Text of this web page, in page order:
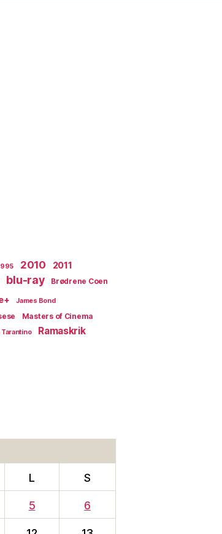
2010 2011
blu-ray Brødrene Coen
James Bond
Masters of Cinema
Ramaskrik
L S
5 6